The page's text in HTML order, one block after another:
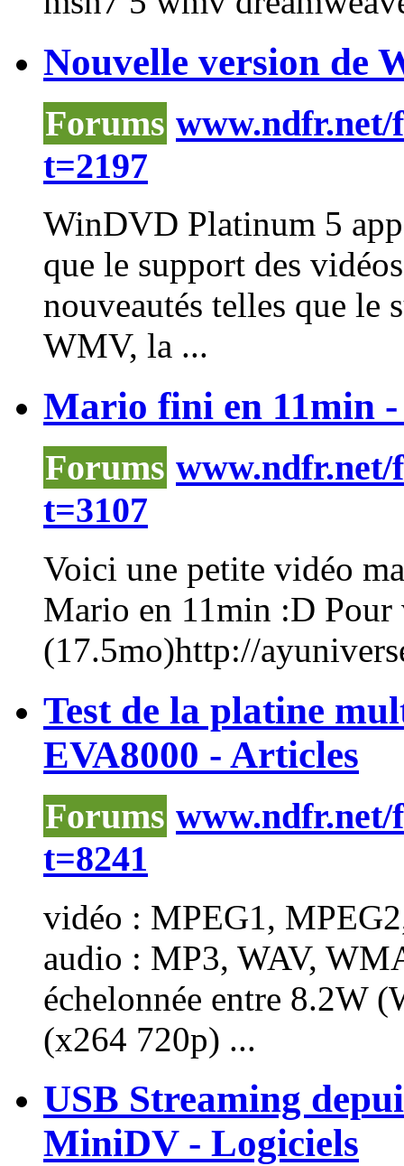
Nouvelle version de
Forums www.ndfr.net/
t=2197
WinDVD Platinum 5
que le support des
nouveautés telles que le
WMV, la ...
Mario fini en 11min -
Forums www.ndfr.net/
t=3107
Voici une petite vidéo
Mario en 11min :D
(17.5mo)http://
Test de la platine
EVA8000 - Articles
Forums www.ndfr.net/
t=8241
vidéo : MPEG1,
audio : MP3, WAV,
échelonnée entre 8.2W (
(x264 720p) ...
USB Streaming
MiniDV - Logiciels